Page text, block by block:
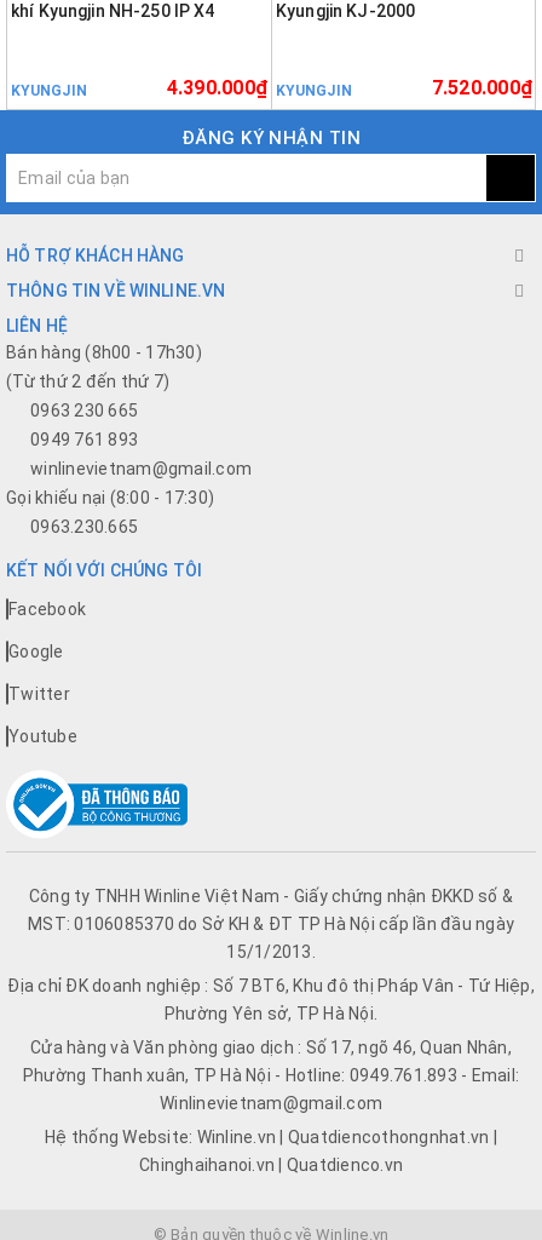
khí Kyungjin NH-250 IP X4
KYUNGJIN 4.390.000₫
Kyungjin KJ-2000
KYUNGJIN 7.520.000₫
ĐĂNG KÝ NHẬN TIN
HỖ TRỢ KHÁCH HÀNG
THÔNG TIN VỀ WINLINE.VN
LIÊN HỆ
Bán hàng (8h00 - 17h30)
(Từ thứ 2 đến thứ 7)
0963 230 665
0949 761 893
winlinevietnam@gmail.com
Gọi khiếu nại (8:00 - 17:30)
0963.230.665
KẾT NỐI VỚI CHÚNG TÔI
Facebook
Google
Twitter
Youtube
Công ty TNHH Winline Việt Nam - Giấy chứng nhận ĐKKD số &
MST: 0106085370 do Sở KH & ĐT TP Hà Nội cấp lần đầu ngày
15/1/2013.
Địa chỉ ĐK doanh nghiệp : Số 7 BT6, Khu đô thị Pháp Vân - Tứ Hiệp,
Phường Yên sở, TP Hà Nội.
Cửa hàng và Văn phòng giao dịch : Số 17, ngõ 46, Quan Nhân,
Phường Thanh xuân, TP Hà Nội - Hotline: 0949.761.893 - Email:
Winlinevietnam@gmail.com
Hệ thống Website: Winline.vn | Quatdiencothongnhat.vn |
Chinghaihanoi.vn | Quatdienco.vn
© Bản quyền thuộc về Winline.vn